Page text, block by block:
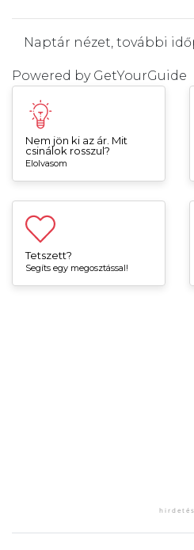
Naptár nézet, további
Powered by GetYourGuide
Nem jön ki az ár. Mit
csinálok rosszul?
Elolvasom
Tetszett?
Segíts egy megosztással!